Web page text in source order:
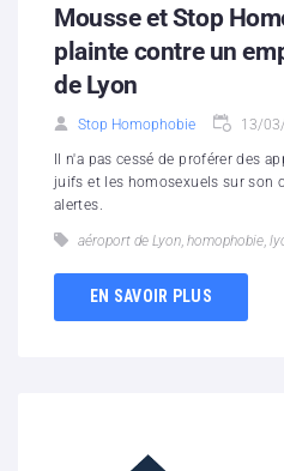
Mousse et Stop
plainte contre un
de Lyon
Stop Homophobie 13/
Il n'a pas cessé de proférer des
juifs et les homosexuels sur son
alertes.
aéroport de Lyon homophobie
EN SAVOIR PLUS